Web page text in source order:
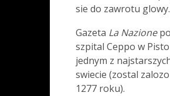
sie do zawrotu
Gazeta La Nazione
szpital Ceppo w
jednym z
swiecie (zostal
1277 roku).